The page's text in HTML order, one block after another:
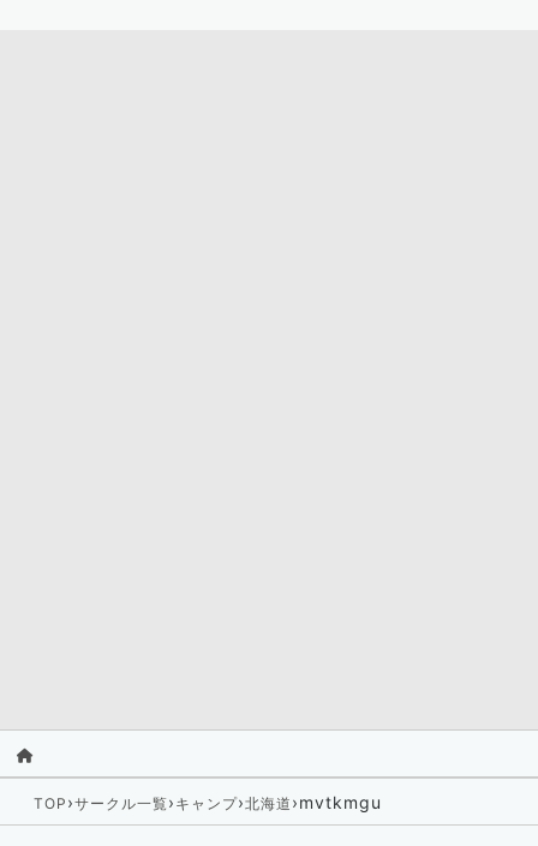
TOP ›サークル一覧› キャンプ›北海道 ›mvtkmgu